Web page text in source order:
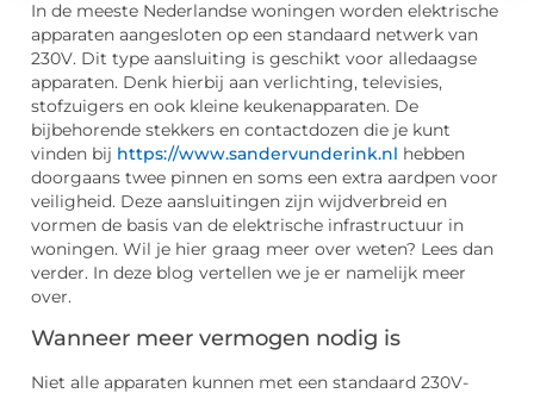
In de meeste Nederlandse woningen worden elektrische
apparaten aangesloten op een standaard netwerk van
230V. Dit type aansluiting is geschikt voor alledaagse
apparaten. Denk hierbij aan verlichting, televisies,
stofzuigers en ook kleine keukenapparaten. De
bijbehorende stekkers en contactdozen die je kunt
vinden bij https://www.sandervunderink.nl hebben
doorgaans twee pinnen en soms een extra aardpen voor
veiligheid. Deze aansluitingen zijn wijdverbreid en
vormen de basis van de elektrische infrastructuur in
woningen. Wil je hier graag meer over weten? Lees dan
verder. In deze blog vertellen we je er namelijk meer
over.
Wanneer meer vermogen nodig is
Niet alle apparaten kunnen met een standaard 230V-